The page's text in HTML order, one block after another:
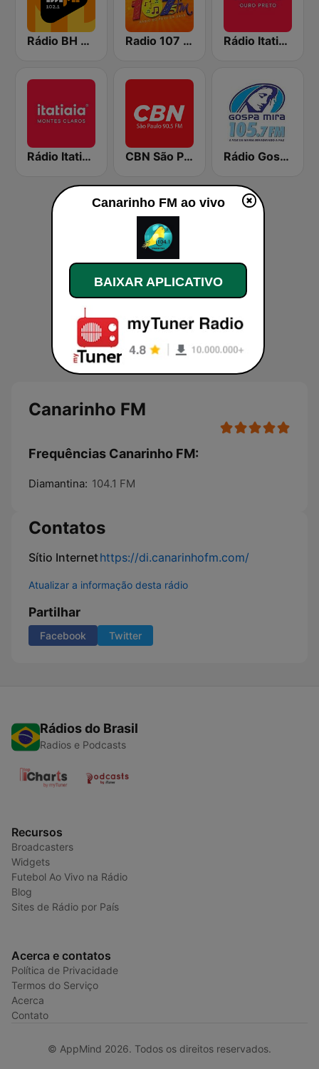
Rádio BH FM Radio 107 FM Rádio Itatiaia Ouro Preto
Rádio Itatiaia Montes Claros 100.3 FM CBN São Paulo Rádio Gospa Mira FM 105.7
Canarinho FM
Frequências Canarinho FM:
Diamantina: 104.1 FM
Contatos
Sítio Internethttps://di.canarinhofm.com/
Atualizar a informação desta rádio
Partilhar
Facebook Twitter
Rádios do Brasil
Radios e Podcasts
Recursos
Broadcasters
Widgets
Futebol Ao Vivo na Rádio
Blog
Sites de Rádio por País
Acerca e contatos
Política de Privacidade
Termos do Serviço
Acerca
Contato
© AppMind 2026. Todos os direitos reservados.
Canarinho FM ao vivo
BAIXAR APLICATIVO